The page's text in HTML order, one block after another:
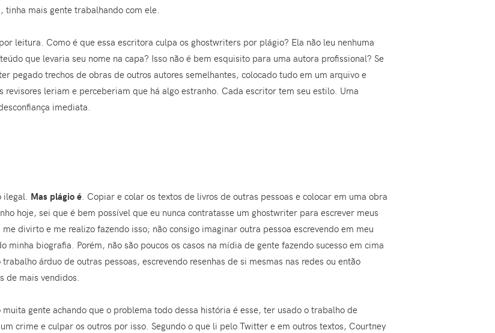
tinha mais gente trabalhando com ele.
leitura. Como é que essa escritora culpa os ghostwriters por plágio? Ela não leu nenhuma
que levaria seu nome na capa? Isso não é bem esquisito para uma autora profissional? Se
pegado trechos de obras de outros autores semelhantes, colocado tudo em um arquivo e
revisores leriam e perceberiam que há algo estranho. Cada escritor tem seu estilo. Uma
imediata.
ilegal. Mas plágio é. Copiar e colar os textos de livros de outras pessoas e colocar em uma obra
hoje, sei que é bem possível que eu nunca contratasse um ghostwriter para escrever meus
divirto e me realizo fazendo isso; não consigo imaginar outra pessoa escrevendo em meu
minha biografia. Porém, não são poucos os casos na mídia de gente fazendo sucesso em cima
árduo de outras pessoas, escrevendo resenhas de si mesmas nas redes ou então
de mais vendidos.
muita gente achando que o problema todo dessa história é esse, ter usado o trabalho de
crime e culpar os outros por isso. Segundo o que li pelo Twitter e em outros textos, Courtney